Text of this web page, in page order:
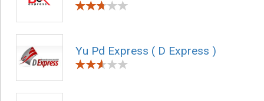
Yu Pd Express ( D Express )